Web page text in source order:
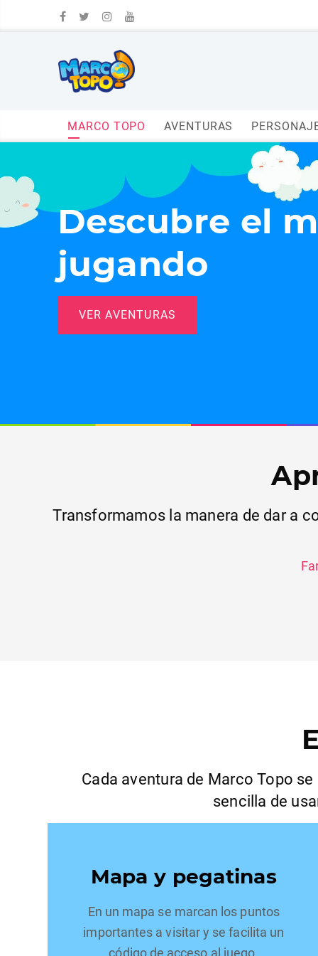
MARCO TOPO AVENTURAS
Descubre el
jugando
VER AVENTURAS
Transformamos la manera de dar a
Cada aventura de Marco Topo
sencilla de
Mapa y pegatinas
En un mapa se marcan los puntos
importantes a visitar y se facilita un
código de acceso al juego.